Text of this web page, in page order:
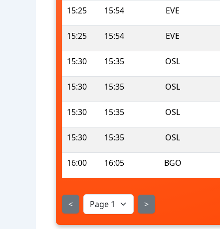
15:25 15:54 EVE
15:25 15:54 EVE
15:30 15:35 OSL
15:30 15:35 OSL
15:30 15:35 OSL
15:30 15:35 OSL
16:00 16:05 BGO
< >